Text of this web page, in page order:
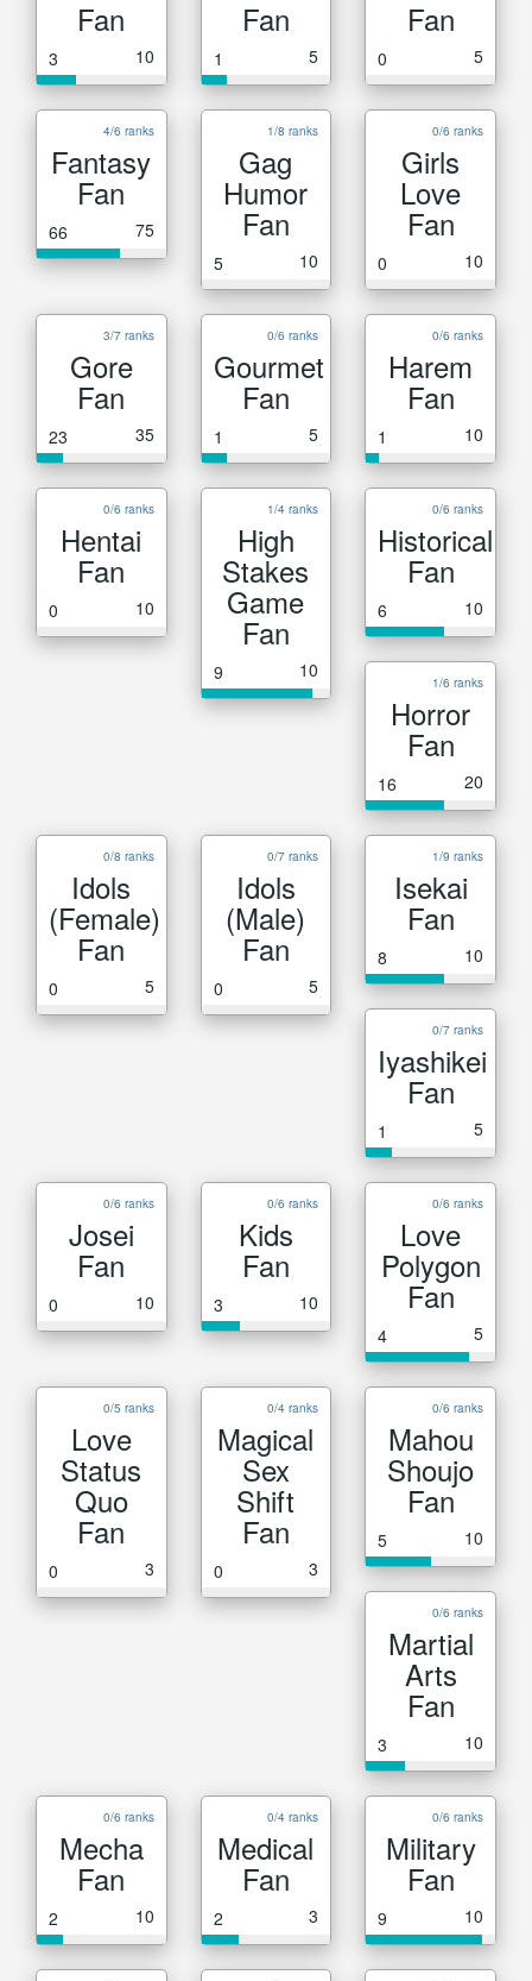
Fan
3 10
Fan
1 5
Fan
0 5
4/6 ranks
Fantasy
Fan
66 75
1/8 ranks
Gag
Humor
Fan
5 10
0/6 ranks
Girls
Love
Fan
0 10
3/7 ranks
Gore
Fan
23 35
0/6 ranks
Gourmet
Fan
1 5
0/6 ranks
Harem
Fan
1 10
0/6 ranks
Hentai
Fan
0 10
1/4 ranks
High
Stakes
Game
Fan
9 10
0/6 ranks
Historical
Fan
6 10
1/6 ranks
Horror
Fan
16 20
0/8 ranks
Idols
(Female)
Fan
0 5
0/7 ranks
Idols
(Male)
Fan
0 5
1/9 ranks
Isekai
Fan
8 10
0/7 ranks
Iyashikei
Fan
1 5
0/6 ranks
Josei
Fan
0 10
0/6 ranks
Kids
Fan
3 10
0/6 ranks
Love
Polygon
Fan
4 5
0/5 ranks
Love
Status
Quo
Fan
0 3
0/4 ranks
Magical
Sex
Shift
Fan
0 3
0/6 ranks
Mahou
Shoujo
Fan
5 10
0/6 ranks
Martial
Arts
Fan
3 10
0/6 ranks
Mecha
Fan
2 10
0/4 ranks
Medical
Fan
2 3
0/6 ranks
Military
Fan
9 10